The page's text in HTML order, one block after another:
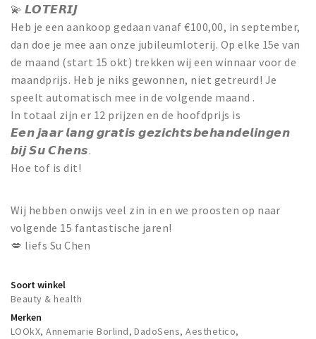
💫 𝙇𝙊𝙏𝙀𝙍𝙄𝙅
Heb je een aankoop gedaan vanaf €100,00, in september,
dan doe je mee aan onze jubileumloterij. Op elke 15e van
de maand (start 15 okt) trekken wij een winnaar voor de
maandprijs. Heb je niks gewonnen, niet getreurd! Je
speelt automatisch mee in de volgende maand .
In totaal zijn er 12 prijzen en de hoofdprijs is
𝙀𝙚𝙣 𝙟𝙖𝙖𝙧 𝙡𝙖𝙣𝙜 𝙜𝙧𝙖𝙩𝙞𝙨 𝙜𝙚𝙯𝙞𝙘𝙝𝙩𝙨𝙗𝙚𝙝𝙖𝙣𝙙𝙚𝙡𝙞𝙣𝙜𝙚𝙣
𝙗𝙞𝙟 𝙎𝙪 𝘾𝙝𝙚𝙣𝙨.
Hoe tof is dit!
Wij hebben onwijs veel zin in en we proosten op naar
volgende 15 fantastische jaren!
💋 liefs Su Chen
Soort winkel
Beauty & health
Merken
LOOkX, Annemarie Borlind, DadoSens, Aesthetico,